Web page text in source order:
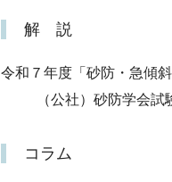
解 説
令和７年度「砂防・急傾
（公社）砂防学会
コラム